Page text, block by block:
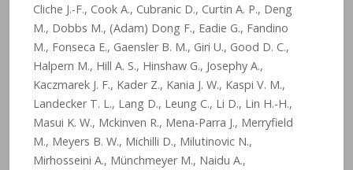
Cliche J.-F., Cook A., Cubranic D., Curtin A. P., Deng
M., Dobbs M., (Adam) Dong F., Eadie G., Fandino
M., Fonseca E., Gaensler B. M., Giri U., Good D. C.,
Halpern M., Hill A. S., Hinshaw G., Josephy A.,
Kaczmarek J. F., Kader Z., Kania J. W., Kaspi V. M.,
Landecker T. L., Lang D., Leung C., Li D., Lin H.-H.,
Masui K. W., Mckinven R., Mena-Parra J., Merryfield
M., Meyers B. W., Michilli D., Milutinovic N.,
Mirhosseini A., Münchmeyer M., Naidu A.,